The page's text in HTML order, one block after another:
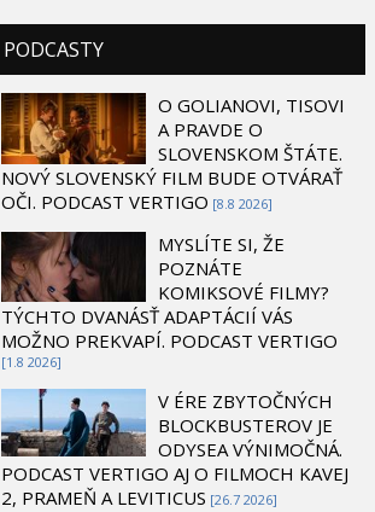
PODCASTY
O GOLIANOVI, TISOVI
A PRAVDE O
SLOVENSKOM ŠTÁTE.
NOVÝ SLOVENSKÝ FILM BUDE OTVÁRAŤ
OČI. PODCAST VERTIGO [8.8 2026]
MYSLÍTE SI, ŽE
POZNÁTE
KOMIKSOVÉ FILMY?
TÝCHTO DVANÁSŤ ADAPTÁCIÍ VÁS
MOŽNO PREKVAPÍ. PODCAST VERTIGO
[1.8 2026]
V ÉRE ZBYTOČNÝCH
BLOCKBUSTEROV JE
ODYSEA VÝNIMOČNÁ.
PODCAST VERTIGO AJ O FILMOCH KAVEJ
2, PRAMEŇ A LEVITICUS [26.7 2026]